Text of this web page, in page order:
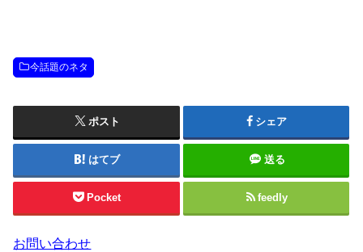
今話題のネタ
ポスト シェア
はてブ 送る
Pocket feedly
お問い合わせ